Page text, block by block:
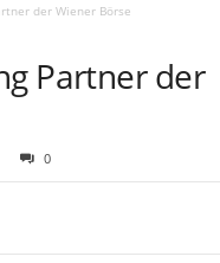
der Wiener Börse
Partner der
0